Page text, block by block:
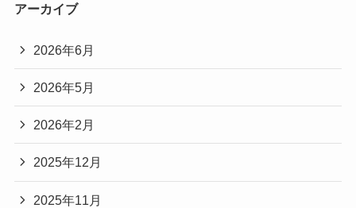
アーカイブ
2026年6月
2026年5月
2026年2月
2025年12月
2025年11月